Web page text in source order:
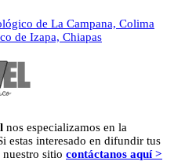
de La Campana, Colima
de Izapa, Chiapas
nos especializamos en la
estas interesado en difundir tus
sitio contáctanos aquí >